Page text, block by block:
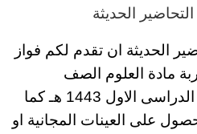
الحديثة
الحديثة ان تقدم لكم فواز
مادة العلوم الصف
الاول 1443 هـكما
على العينات المجانية او